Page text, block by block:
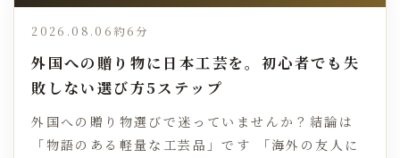
2026.08.06 約6分
外国への贈り物に日本工芸を。初心者でも失
敗しない選び方5ステップ
外国への贈り物選びで迷っていませんか？結論は
「物語のある軽量な工芸品」です 「海外の友人に